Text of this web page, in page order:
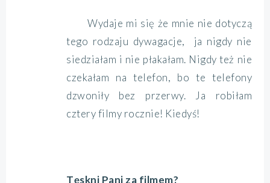
Wydaje mi się że mnie nie dotyczą
tego rodzaju dywagacje, ja nigdy nie
siedziałam i nie płakałam. Nigdy też nie
czekałam na telefon, bo te telefony
dzwoniły bez przerwy. Ja robiłam
cztery filmy rocznie! Kiedyś!
Tęskni Pani za filmem?